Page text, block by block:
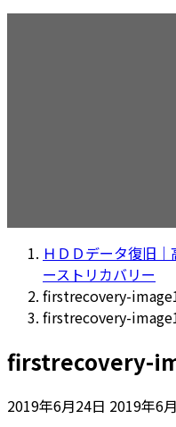
ＨＤＤデータ復旧
ーストリカバリー
firstrecovery-
firstrecovery-
firstrecovery-
2019年6月24日 最
2019年6